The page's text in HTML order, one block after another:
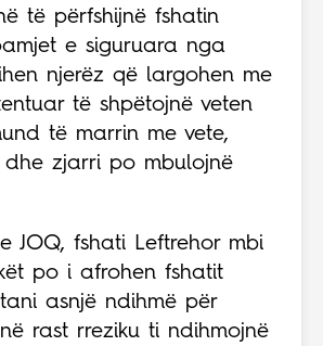
të përfshijnë fshatin
e siguruara nga
njerëz që largohen me
të shpëtojnë veten
të marrin me vete,
dhe zjarri po mbulojnë
JOQ, fshati Leftrehor mbi
po i afrohen fshatit
asnjë ndihmë për
rast rreziku ti ndihmojnë